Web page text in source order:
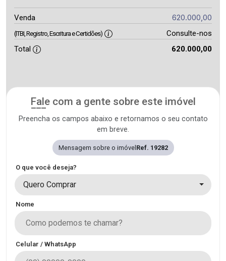
Venda 620.000,00
(ITBI, Registro, Escritura e Certidões)
Consulte-nos
Total
620.000,00
Fale com a gente sobre este imóvel
Preencha os campos abaixo e retornamos o seu contato
em breve.
Mensagem sobre o imóvel Ref. 19282
O que você deseja?
Quero Comprar
Nome
Celular / WhatsApp